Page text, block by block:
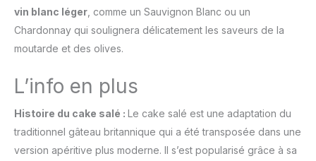
vin blanc léger , comme un Sauvignon Blanc ou un
Chardonnay qui soulignera délicatement les saveurs de la
moutarde et des olives.
L’info en plus
Histoire du cake salé : Le cake salé est une adaptation du
traditionnel gâteau britannique qui a été transposée dans une
version apéritive plus moderne. Il s’est popularisé grâce à sa